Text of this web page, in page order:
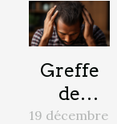
Greffe
de
cheveux
19 décembre